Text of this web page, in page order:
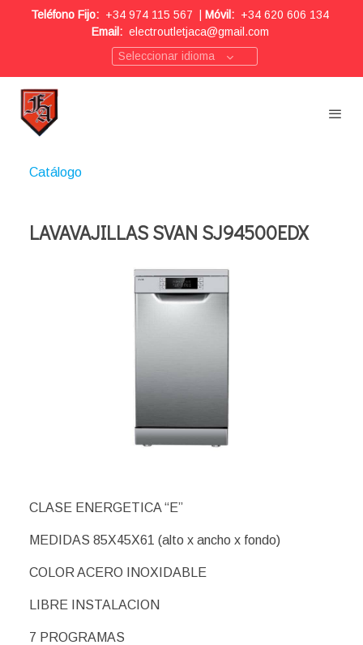
Teléfono Fijo: +34 974 115 567 Móvil: +34 620 606 134
Email: electroutletjaca@gmail.com
Seleccionar idioma
Catálogo
LAVAVAJILLAS SVAN SJ94500EDX
CLASE ENERGETICA “E”
MEDIDAS 85X45X61 (alto x ancho x fondo)
COLOR ACERO INOXIDABLE
LIBRE INSTALACION
7 PROGRAMAS